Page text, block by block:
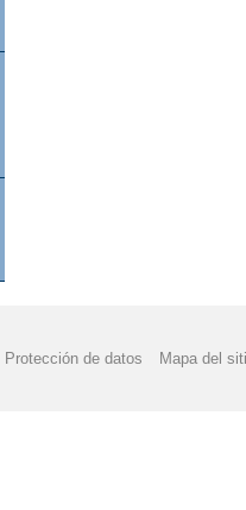
Protección de datos Mapa del